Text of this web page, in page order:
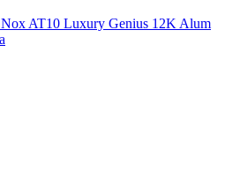
Nox AT10 Luxury Genius 12K Alum